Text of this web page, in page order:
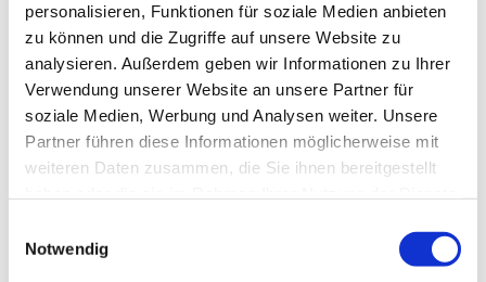
personalisieren, Funktionen für soziale Medien anbieten
zu können und die Zugriffe auf unsere Website zu
analysieren. Außerdem geben wir Informationen zu Ihrer
Verwendung unserer Website an unsere Partner für
soziale Medien, Werbung und Analysen weiter. Unsere
Partner führen diese Informationen möglicherweise mit
weiteren Daten zusammen, die Sie ihnen bereitgestellt
Notwendig
Lieselotte Thomessen zog erst 1967 in die Gemeinde
und fand dort schnell Kontakt. Bereits ein Jahr später
gehörte sie dem Presbyterium an. Schon 1972 wurde
die Gemeindeaktive nicht wiedergewählt. Grund:
Gemeindemitglieder nahmen ihr die ersten
Jugendgottesdienste Anfang der 70er Jahre übel, da
sie durch laute Musik und das Verhalten der
Jugendlichen die Würde der Kirche gefährdet sahen.
Doch ab 1976 wirkte die ehemalige Lehrerin bis zu
ihrem 75. Lebensjahr wieder im Presbyterium mit.